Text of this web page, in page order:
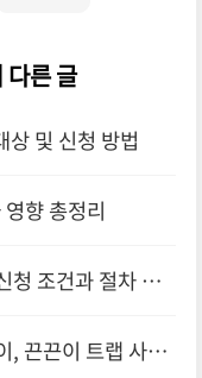
른 글
및 신청 방법
향 총정리
청 조건과 절차 총
, 끈끈이 트랩 사용